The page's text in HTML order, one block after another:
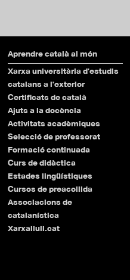
Aprendre català al món
Xarxa universitària d'estudis
catalans a l'exterior
Certificats de català
Ajuts a la docència
Activitats acadèmiques
Selecció de professorat
Formació continuada
Curs de didàctica
Estades lingüístiques
Cursos de preacollida
Associacions de
catalanística
Xarxallull.cat